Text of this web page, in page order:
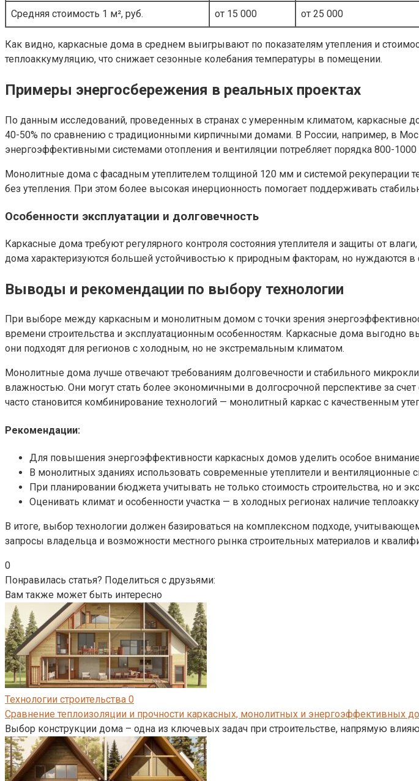
Средняя стоимость 1 м², руб. от 15 000 от 25 000
Как видно, каркасные дома в среднем выигрывают по показателям утепления и
теплоаккумуляцию, что снижает сезонные колебания температуры в помещении.
Примеры энергосбережения в реальных проектах
По данным исследований, проведенных в странах с умеренным климатом, каркасные
40-50% по сравнению с традиционными кирпичными домами. В России, например, в
энергоэффективными системами отопления и вентиляции потребляет порядка 800-1000
Монолитные дома с фасадным утеплителем толщиной 120 мм и системой рекуперации
без утепления. При этом более высокая инерционность помогает поддерживать
Особенности эксплуатации и долговечность
Каркасные дома требуют регулярного контроля состояния утеплителя и защиты от
дома характеризуются большей устойчивостью к природным факторам, но
Выводы и рекомендации по выбору технологии
При выборе между каркасным и монолитным домом с точки зрения
времени строительства и эксплуатационным особенностям. Каркасные дома выгодно
они подходят для регионов с холодным, но не экстремальным климатом.
Монолитные дома лучше отвечают требованиям долговечности и стабильного
влажностью. Они могут стать более экономичными в долгосрочной перспективе за
часто становится комбинирование технологий — монолитный каркас с качественным
Рекомендации:
Для повышения энергоэффективности каркасных домов уделить особое
В монолитных зданиях использовать современные утеплители и вентиляционные
При планировании бюджета учитывать не только стоимость строительства, но и
Оценивать климат и особенности участка — в холодных регионах наличие
В итоге, выбор технологии должен базироваться на комплексном подходе,
запросы владельца и возможности местного рынка строительных материалов и
0
Понравилась статья? Поделиться с друзьями:
Вам также может быть интересно
Технологии строительства 0
Сравнение теплоизоляции и прочности каркасных, монолитных и энергоэффективных
Выбор конструкции дома – одна из ключевых задач при строительстве, напрямую